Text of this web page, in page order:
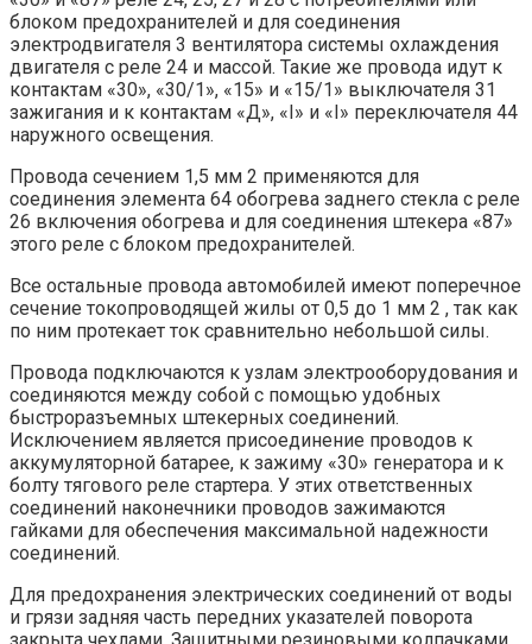
блоком предохранителей и для соединения
электродвигателя 3 вентилятора системы охлаждения
двигателя с реле 24 и массой. Такие же провода идут к
контактам «30», «30/1», «15» и «15/1» выключателя 31
зажигания и к контактам «Д», «I» и «I» переключателя 44
наружного освещения.
Провода сечением 1,5 мм 2 применяются для
соединения элемента 64 обогрева заднего стекла с реле
26 включения обогрева и для соединения штекера «87»
этого реле с блоком предохранителей.
Все остальные провода автомобилей имеют поперечное
сечение токопроводящей жилы от 0,5 до 1 мм 2 , так как
по ним протекает ток сравнительно небольшой силы.
Провода подключаются к узлам электрооборудования и
соединяются между собой с помощью удобных
быстроразъемных штекерных соединений.
Исключением является присоединение проводов к
аккумуляторной батарее, к зажиму «30» генератора и к
болту тягового реле стартера. У этих ответственных
соединений наконечники проводов зажимаются
гайками для обеспечения максимальной надежности
соединений.
Для предохранения электрических соединений от воды
и грязи задняя часть передних указателей поворота